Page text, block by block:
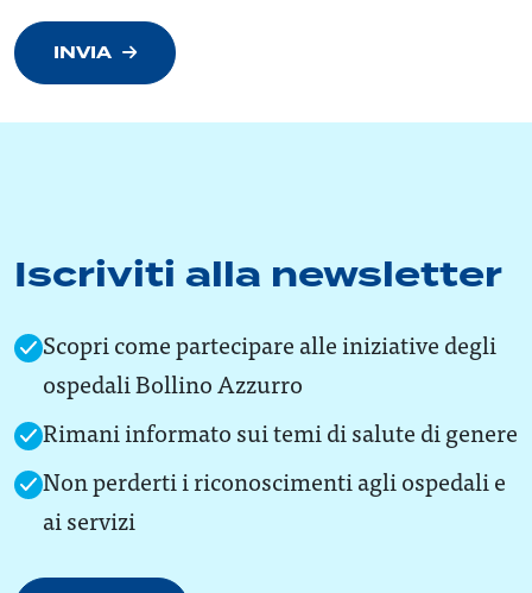
INVIA
Iscriviti alla newsletter
Scopri come partecipare alle iniziative degli
ospedali Bollino Azzurro
Rimani informato sui temi di salute di genere
Non perderti i riconoscimenti agli ospedali e
ai servizi